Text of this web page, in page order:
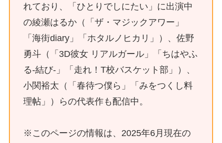
れており、「ひとりでしにたい」に出演中
の綾瀬はるか（「ザ・マジックアワー」
「海街diary」「ホタルノヒカリ」）、佐野
勇斗（「3D彼女 リアルガール」「ちはやふ
る-結び-」「走れ！T校バスケット部」）、
小関裕太（「春待つ僕ら」「みをつくし料
理帖」）らの代表作も配信中。
※このページの情報は、2025年6月現在の